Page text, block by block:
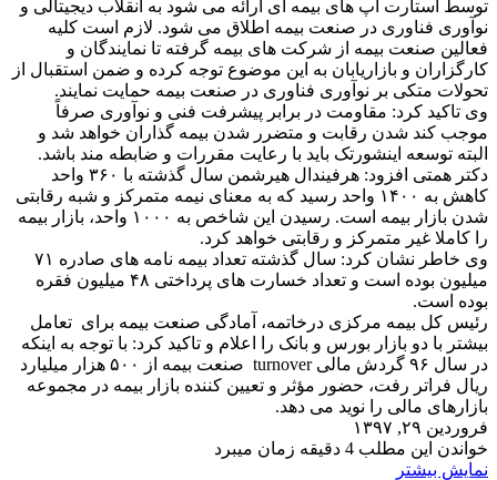
توسط استارت آپ های بیمه ای ارائه می شود به انقلاب دیجیتالی و
نوآوری فناوری در صنعت بیمه اطلاق می شود. لازم است کلیه
فعالین صنعت بیمه از شرکت های بیمه گرفته تا نمایندگان و
کارگزاران و بازاریابان به این موضوع توجه کرده و ضمن استقبال از
تحولات متکی بر نوآوری فناوری در صنعت بیمه حمایت نمایند.
وی تاکید کرد: مقاومت در برابر پیشرفت فنی و نوآوری صرفاً
موجب کند شدن رقابت و متضرر شدن بیمه گذاران خواهد شد و
البته توسعه اینشورتک باید با رعایت مقررات و ضابطه مند باشد.
دکتر همتی افزود: هرفیندال هیرشمن سال گذشته با ۳۶۰ واحد
کاهش به ۱۴۰۰ واحد رسید که به معنای نیمه متمرکز و شبه رقابتی
شدن بازار بیمه است. رسیدن این شاخص به ۱۰۰۰ واحد، بازار بیمه
را کاملا غیر متمرکز و رقابتی خواهد کرد.
وی خاطر نشان کرد: سال گذشته تعداد بیمه نامه های صادره ۷۱
میلیون بوده است و تعداد خسارت های پرداختی ۴۸ میلیون فقره
بوده است.
رئیس کل بیمه مرکزی درخاتمه، آمادگی صنعت بیمه برای تعامل
بیشتر با دو بازار بورس و بانک را اعلام و تاکید کرد: با توجه به اینکه
در سال ۹۶ گردش مالی turnover صنعت بیمه از ۵۰۰ هزار میلیارد
ریال فراتر رفت، حضور مؤثر و تعیین کننده بازار بیمه در مجموعه
بازارهای مالی را نوید می دهد.
فروردین ۲۹, ۱۳۹۷
خواندن این مطلب 4 دقیقه زمان میبرد
نمایش بیشتر